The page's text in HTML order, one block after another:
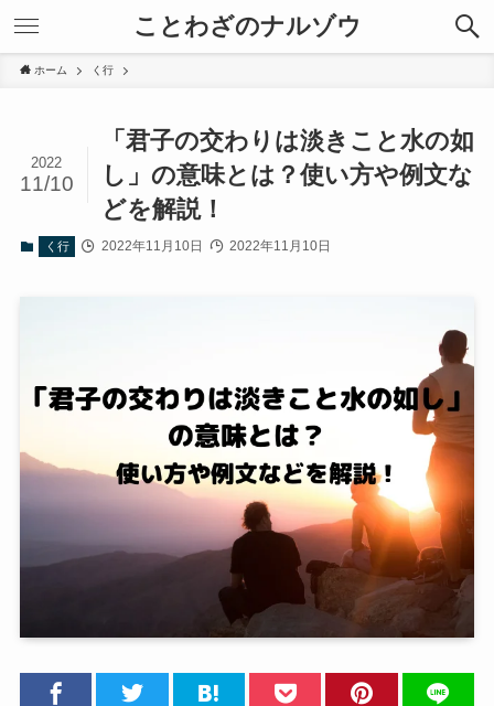
ことわざのナルゾウ
ホーム く行
「君子の交わりは淡きこと水の如
し」の意味とは？使い方や例文な
どを解説！
2022
11/10
く行 2022年11月10日 2022年11月10日